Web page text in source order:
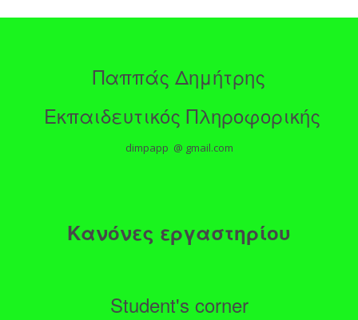
Παππάς Δημήτρης
Εκπαιδευτικός Πληροφορικής
dimpapp @ gmail.com
Κανόνες εργαστηρίου
Student's corner